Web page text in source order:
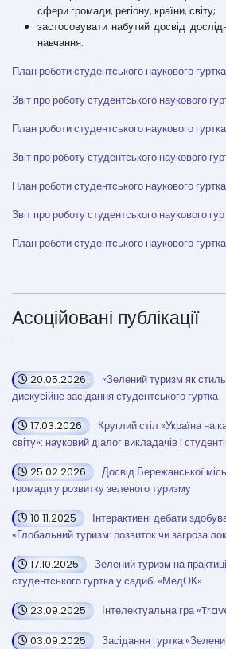
сфери громади, регіону, країни, світу;
застосовувати набутий досвід
навчання.
План роботи студентського наукового
Звіт про роботу студентського наукового
План роботи студентського наукового
Звіт про роботу студентського наукового
План роботи студентського наукового
Звіт про роботу студентського наукового
План роботи студентського наукового
Асоційовані публікації
20.05.2026
«Зелений туризм як
дискусійне засідання студентського гуртка
17.03.2026
Круглий стіл «Україна на
світу»: науковий діалог викладачів і
25.02.2026
Досвід Бережанської
громади у розвитку зеленого туризму
10.11.2025
Інтерактивні дебати
«Глобальний туризм: розвиток чи загроза
17.10.2025
Зелений туризм на
студентського гуртка у садибі «МедОК»
23.09.2025
Інтелектуальна гра
03.09.2025
Засідання гуртка